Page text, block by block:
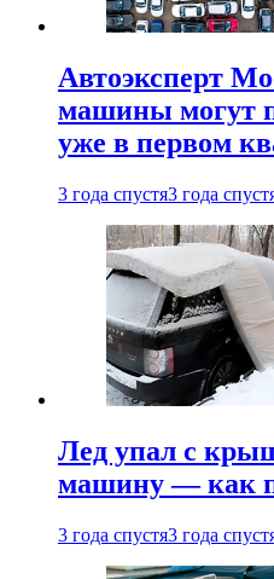
Автоэксперт
машины могут
уже в первом
3 года спустя3 года
Лед упал с
машину — как
3 года спустя3 года